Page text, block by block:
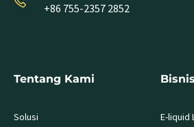
+86 755-2357 2852
Tentang Kami
Solusi E-liquid